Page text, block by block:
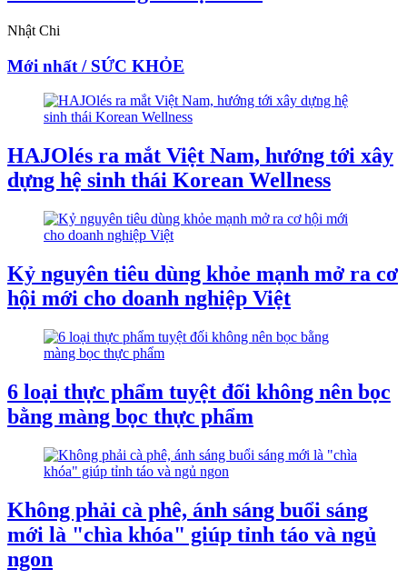
Nhật Chi
Mới nhất / SỨC KHỎE
HAJOlés ra mắt Việt Nam, hướng tới xây
dựng hệ sinh thái Korean Wellness
Kỷ nguyên tiêu dùng khỏe mạnh mở ra cơ
hội mới cho doanh nghiệp Việt
6 loại thực phẩm tuyệt đối không nên bọc
bằng màng bọc thực phẩm
Không phải cà phê, ánh sáng buổi sáng
mới là "chìa khóa" giúp tỉnh táo và ngủ
ngon